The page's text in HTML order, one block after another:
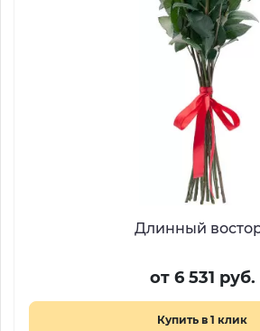
Длинный
от 6 531 руб.
Купить в 1 клик